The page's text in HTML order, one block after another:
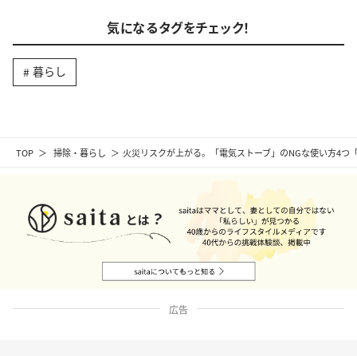
TOP 掃除・暮らし 火災リスクが上がる。「電気ストーブ」のNGな使い方4つ
気になるタグをチェック！
暮らし
広告